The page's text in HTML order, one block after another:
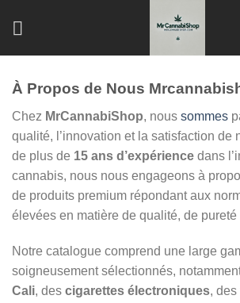
À Propos de Nous
Chez MrCannabiShop, nous sommes
qualité, l’innovation et la satisfaction de
de plus de 15 ans d’expérience dans
cannabis, nous nous engageons à
de produits premium répondant aux
élevées en matière de qualité, de pureté
Notre catalogue comprend une large
soigneusement sélectionnés,
Cali, des cigarettes électroniques, des